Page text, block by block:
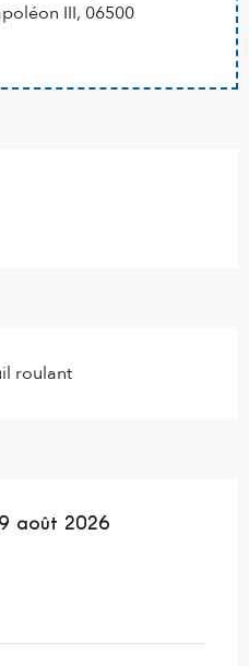
III, 06500
roulant
août 2026
août 2026